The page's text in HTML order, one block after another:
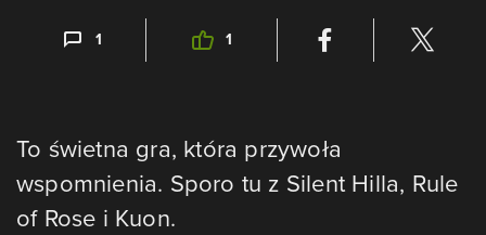
1 1
To świetna gra, która przywoła
wspomnienia. Sporo tu z Silent Hilla, Rule
of Rose i Kuon.